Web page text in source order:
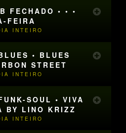
FECHADO • • •
FEIRA
INTEIRO
• BLUES
STREET
INTEIRO
SOUL • VIVA
BY LINO KRIZZ
INTEIRO